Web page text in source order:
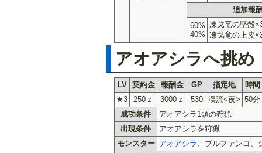
追加報
60%
40%
凍戈竜の堅殻
凍戈竜の上皮
アオアシラへ挑め
LV 契約金 報酬金 GP 指定地
時間
★3
250ｚ 3000ｚ 530 渓流<夜> 50分
成功条件
アオアシラ1頭の狩猟
出現条件
アオアシラを狩猟
モンスター アオアシラ 、ブルファンゴ、